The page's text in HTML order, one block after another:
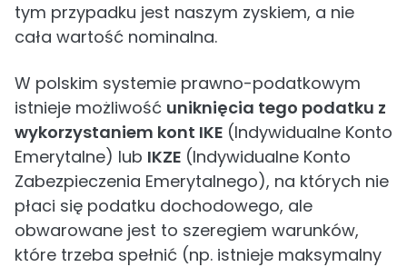
tym przypadku jest naszym zyskiem, a nie
cała wartość nominalna.
W polskim systemie prawno-podatkowym
istnieje możliwość uniknięcia tego podatku z
wykorzystaniem kont IKE (Indywidualne Konto
Emerytalne) lub IKZE (Indywidualne Konto
Zabezpieczenia Emerytalnego), na których nie
płaci się podatku dochodowego, ale
obwarowane jest to szeregiem warunków,
które trzeba spełnić (np. istnieje maksymalny